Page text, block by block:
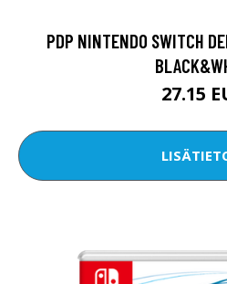
PDP NINTENDO SWITCH
27.15